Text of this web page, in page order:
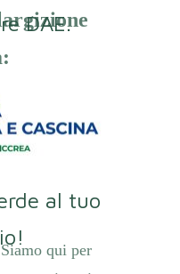
DAE.
al tuo
qui per